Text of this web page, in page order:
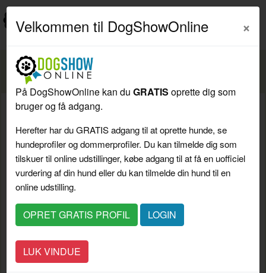
Velkommen til DogShowOnline
På DogShowOnline kan du GRATIS oprette dig som
bruger og få adgang.
Herefter har du GRATIS adgang til at oprette hunde, se
hundeprofiler og dommerprofiler. Du kan tilmelde dig som
tilskuer til online udstillinger, købe adgang til at få en uofficiel
vurdering af din hund eller du kan tilmelde din hund til en
online udstilling.
OPRET GRATIS PROFIL LOGIN
Cookies og persondatapolitik
Websitets brug af cookies
Dette website anvender cookies til følgende formål:
Teknisk funktionalitet, så vi kan huske dine
præferencer.
Trafikmåling, så vi ved hvor mange, der besøger
vores site og kan dokumentere dette over for
annoncører efter fælles branchestandarder.
vores site og løbende kan forsøge at optimere
indholdet i forhold til interessen m.v.